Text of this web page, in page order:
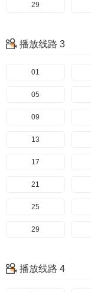
29
37
播放线路 3
01
05
09
13
17
21
25
29
37
播放线路 4